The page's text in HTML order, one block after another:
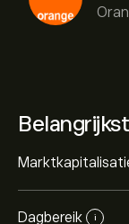
Dagbereik i